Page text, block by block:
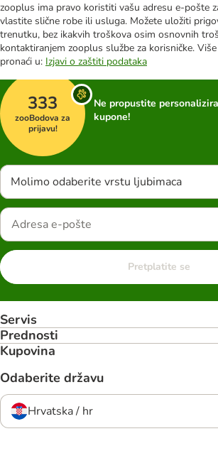
zooplus ima pravo koristiti vašu adresu e-pošte
vlastite slične robe ili usluga. Možete uložiti
trenutku, bez ikakvih troškova osim osnovnih
kontaktiranjem zooplus službe za korisničke.
pronaći u: Izjavi o zaštiti podataka
333
zooBodova za
prijavu!
Ne propustite
kupone!
Molimo odaberite vrstu ljubimaca
Pretplatite se
Servis
Prednosti
Kupovina
Odaberite državu
Hrvatska / hr